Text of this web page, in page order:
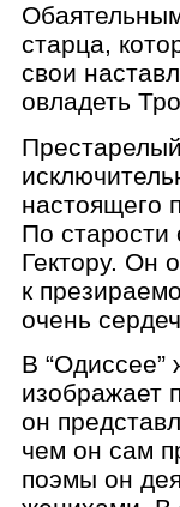
старца,
свои
овладеть
настоящего
По старости
Гектору. Он
к
очень
В “Одиссее”
изображает
он
чем он сам
поэмы он